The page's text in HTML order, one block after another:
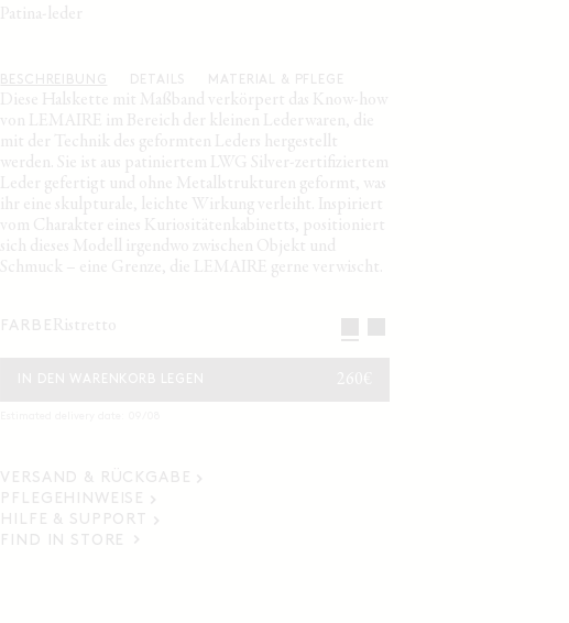
patina-leder
BESCHREIBUNG DETAILS MATERIAL & PFLEGE
Diese Halskette mit Maßband verkörpert das Know-how
von LEMAIRE im Bereich der kleinen Lederwaren, die
mit der Technik des geformten Leders hergestellt
werden. Sie ist aus patiniertem LWG Silver-zertifiziertem
Leder gefertigt und ohne Metallstrukturen geformt, was
ihr eine skulpturale, leichte Wirkung verleiht. Inspiriert
vom Charakter eines Kuriositätenkabinetts, positioniert
sich dieses Modell irgendwo zwischen Objekt und
Schmuck – eine Grenze, die LEMAIRE gerne verwischt.
FARBE ristretto
VERSAND & RÜCKGABE
PFLEGEHINWEISE
HILFE & SUPPORT
FIND IN STORE